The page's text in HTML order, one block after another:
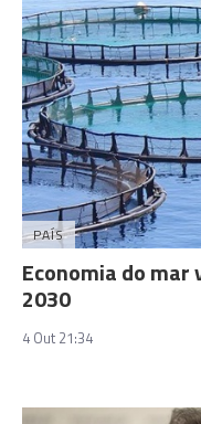
PAÍS
Economia do mar
2030
4 Out 21:34